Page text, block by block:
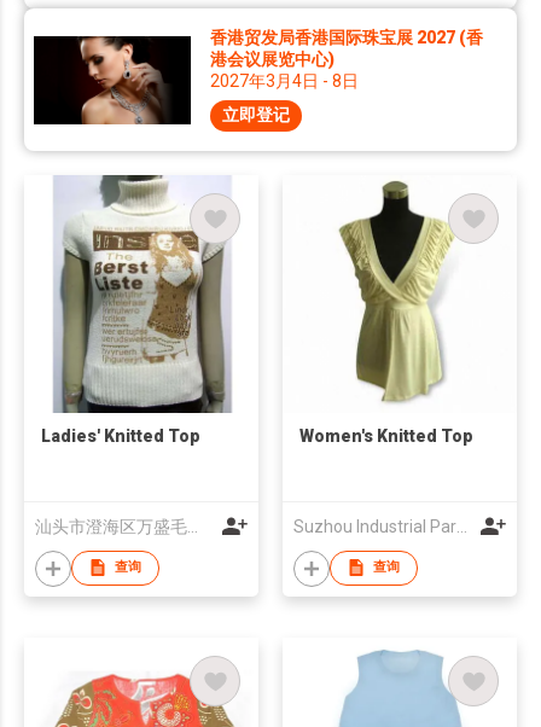
香港贸发局香港国际珠宝展 2027 (香
港会议展览中心)
2027年3月4日 - 8日
立即登记
Ladies' Knitted Top
汕头市澄海区万盛毛织厂有限公司
查询
Women's Knitted Top
Suzhou Industrial Park Egoal Apparel Factory
查询